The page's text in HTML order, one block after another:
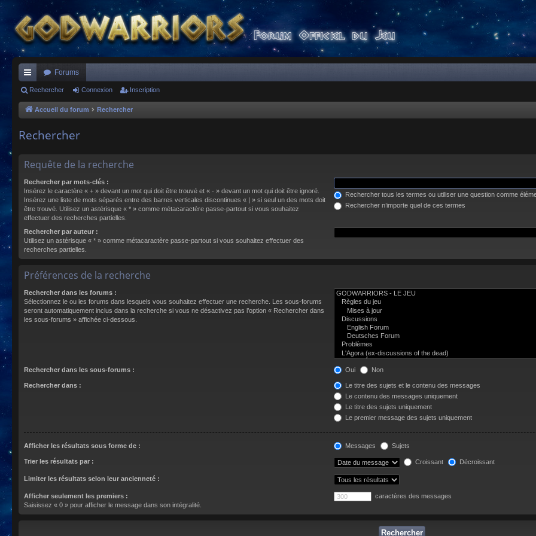
ac
co
s
Forums
Rechercher Connexion Inscription
Accueil du forum Rechercher
Rechercher
Requête de la recherche
Rechercher par mots-clés :
Insérez le caractère « + » devant un mot qui doit être trouvé et « - » devant un mot qui doit être ignoré.
Insérez une liste de mots séparés entre des barres verticales discontinues « | » si seul un des mots doit
être trouvé. Utilisez un astérisque « * » comme métacaractère passe-partout si vous souhaitez
effectuer des recherches partielles.
Rechercher tous les termes ou utiliser une question comme
Rechercher n’importe quel de ces termes
Rechercher par auteur :
Utilisez un astérisque « * » comme métacaractère passe-partout si vous souhaitez effectuer des
recherches partielles.
Préférences de la recherche
Rechercher dans les forums :
Sélectionnez le ou les forums dans lesquels vous souhaitez effectuer une recherche. Les sous-forums
seront automatiquement inclus dans la recherche si vous ne désactivez pas l’option « Rechercher dans
les sous-forums » affichée ci-dessous.
Rechercher dans les sous-forums : Oui Non
Rechercher dans :
Le titre des sujets et le contenu des messages
Le contenu des messages uniquement
Le titre des sujets uniquement
Le premier message des sujets uniquement
Afficher les résultats sous forme de : Messages Sujets
Trier les résultats par : Croissant Décroissant
Limiter les résultats selon leur ancienneté :
Afficher seulement les premiers :
Saisissez « 0 » pour afficher le message dans son intégralité.
caractères des messages